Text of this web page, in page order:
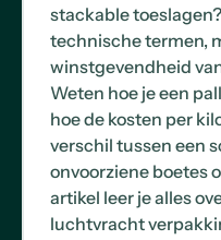
stackable
technische termen,
winstgevendheid
Weten hoe je een
hoe de kosten per
verschil tussen een
onvoorziene boetes
artikel leer je alles
luchtvracht